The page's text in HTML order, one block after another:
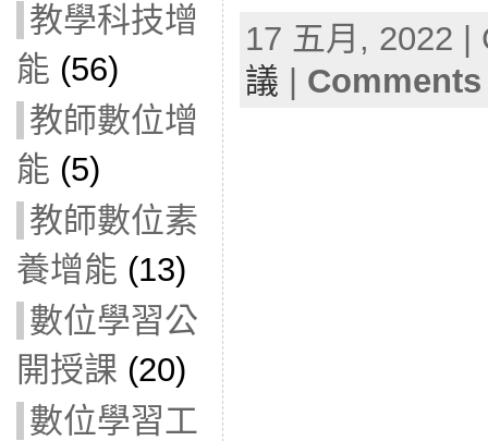
教學科技增
能 (56)
教師數位增
能 (5)
教師數位素
養增能 (13)
數位學習公
開授課 (20)
數位學習工
17 五月, 2022
議